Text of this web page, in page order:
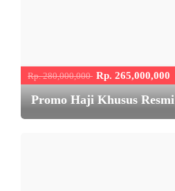
Rp. 280,000,000 Rp. 265,000,000
Promo Haji Khusus Resmi